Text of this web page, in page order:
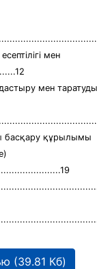
мен
мен
басқару құрылымы
(39.81 Кб)